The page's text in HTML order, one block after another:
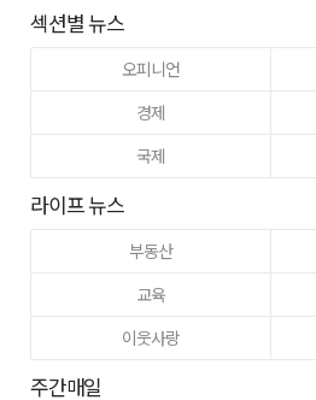
섹션별 뉴스
오피니언
경제
국제
라이프 뉴스
부동산
교육
이웃사랑
주간매일